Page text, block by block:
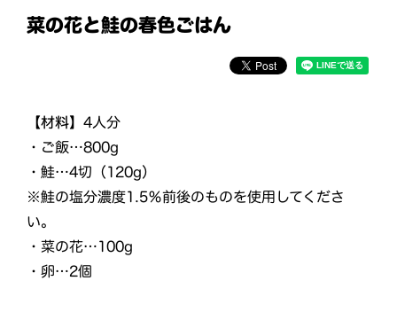
菜の花と鮭の春色ごはん
【材料】4人分
・ご飯…800g
・鮭…4切（120g）
※鮭の塩分濃度1.5％前後のものを使用してくださ
い。
・菜の花…100g
・卵…2個